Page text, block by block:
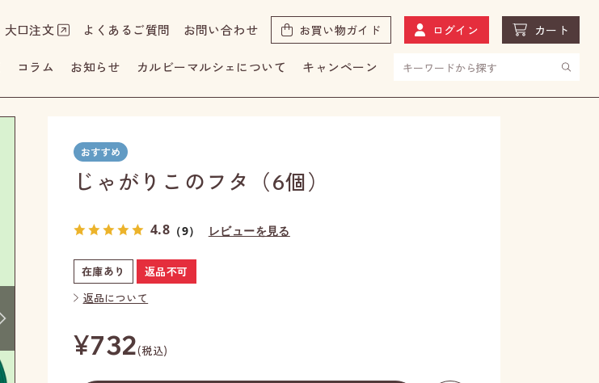
大口注文 よくあるご質問 お問い合わせ お買い物ガイド ログイン カート
コラム お知らせ カルビーマルシェについて キャンペーン
じゃがりこのフタ（6個）
4.8 （9） レビューを見る
在庫あり
返品不可
返品について
¥732(税込)